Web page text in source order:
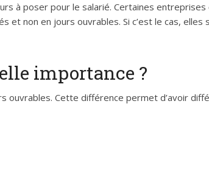
à poser pour le salarié. Certaines
non en jours ouvrables. Si c’est le cas, elles
importance ?
ouvrables. Cette différence permet d’avoir